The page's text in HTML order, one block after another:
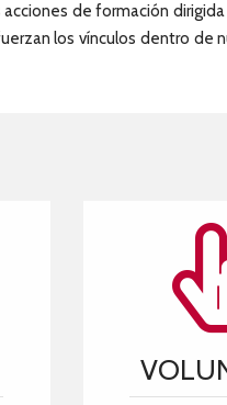
de formación
los vínculos dentro de